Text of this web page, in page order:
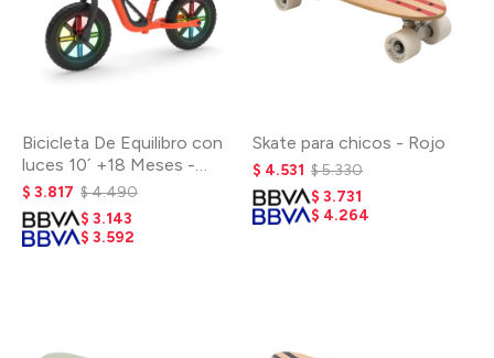
Bicicleta De Equilibro con
luces 10´ +18 Meses -
Naranja
$ 3.817 $4.490
$ 3.143
$ 3.592
Skate para chicos - Rojo
$ 4.531 $5.330
$ 3.731
$ 4.264